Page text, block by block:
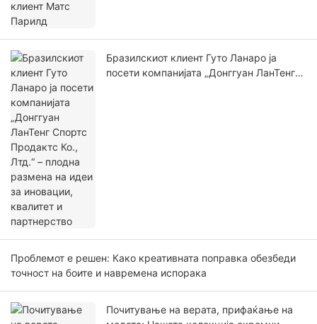
Бразилскиот клиент Гуто Ланаро ја
посети компанијата „Донггуан ЛанТенг
Проблемот е решен: Како креативната поправка обезбеди
точност на боите и навремена испорака
Почитување на верата, прифаќање на